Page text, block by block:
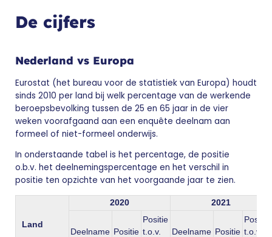
De cijfers
Nederland vs Europa
Eurostat (het bureau voor de statistiek van Europa) houdt
sinds 2010 per land bij welk percentage van de werkende
beroepsbevolking tussen de 25 en 65 jaar in de vier
weken voorafgaand aan een enquête deelnam aan
formeel of niet-formeel onderwijs.
In onderstaande tabel is het percentage, de positie
o.b.v. het deelnemingspercentage en het verschil in
positie ten opzichte van het voorgaande jaar te zien.
Land
2020 2021
Deelname Positie
Positie
t.o.v.
Deelname Positie
Positie
t.o.v.